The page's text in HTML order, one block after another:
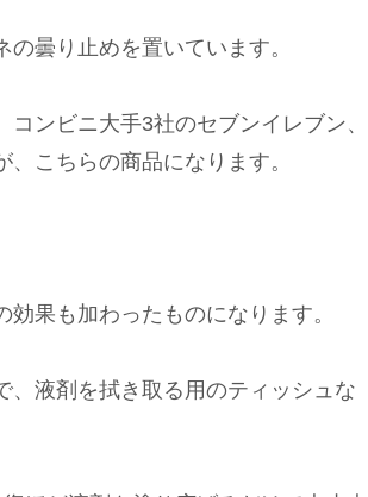
曇り止めを置いています。
ンビニ大手3社のセブンイレブン、
こちらの商品になります。
果も加わったものになります。
、液剤を拭き取る用のティッシュな